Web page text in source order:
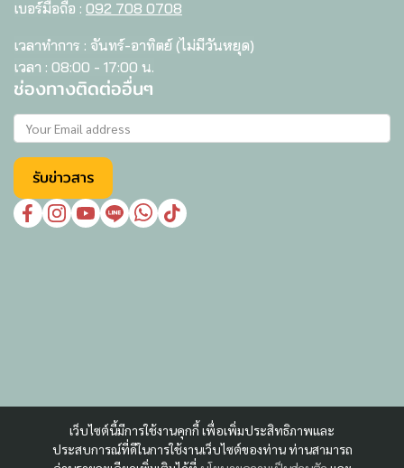
เว็บไซต์นี้มีการใช้งานคุกกี้ เพื่อเพิ่มประสิทธิภาพและ
ประสบการณ์ที่ดีในการใช้งานเว็บไซต์ของท่าน ท่านสามารถ
เบอร์มือถือ : 092 708 0708
เวลาทำการ : จันทร์-อาทิตย์ (ไม่มีวันหยุด)
เวลา : 08:00 - 17:00 น.
ช่องทางติดต่ออื่นๆ
รับข่าวสาร